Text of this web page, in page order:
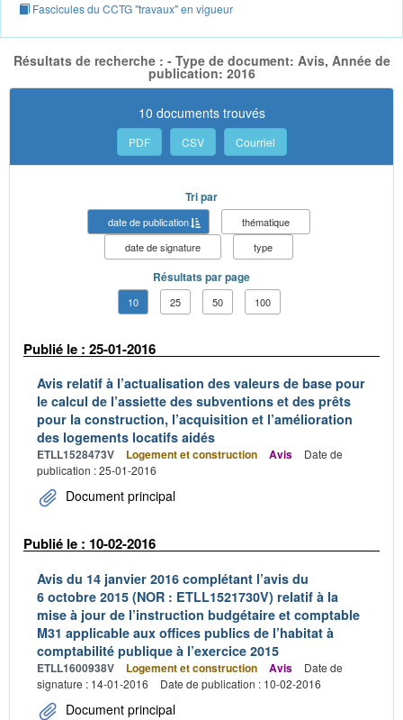
Fascicules du CCTG "travaux" en vigueur
Résultats de recherche : - Type de document: Avis, Année de
publication: 2016
10 documents trouvés
PDF CSV Courriel
Tri par
date de publication
thématique
date de signature
type
Résultats par page
10 25 50 100
Publié le : 25-01-2016
Avis relatif à l’actualisation des valeurs de base pour
le calcul de l’assiette des subventions et des prêts
pour la construction, l’acquisition et l’amélioration
des logements locatifs aidés
ETLL1528473V Logement et construction Avis
Date de
publication : 25-01-2016
Document principal
Publié le : 10-02-2016
Avis du 14 janvier 2016 complétant l’avis du
6 octobre 2015 (NOR : ETLL1521730V) relatif à la
mise à jour de l’instruction budgétaire et comptable
M31 applicable aux offices publics de l’habitat à
comptabilité publique à l’exercice 2015
ETLL1600938V Logement et construction Avis
Date de
signature : 14-01-2016
Date de publication : 10-02-2016
Document principal